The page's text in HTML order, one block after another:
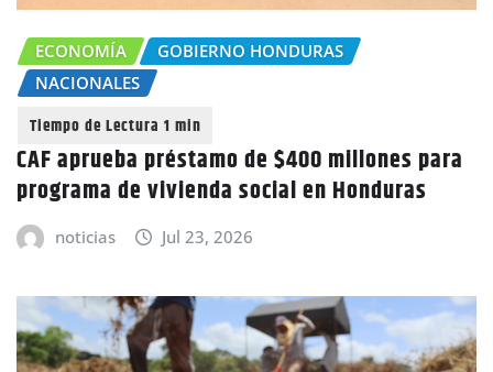
ECONOMÍA
GOBIERNO HONDURAS
NACIONALES
CAF aprueba préstamo de $400 millones para
programa de vivienda social en Honduras
noticias Jul 23, 2026